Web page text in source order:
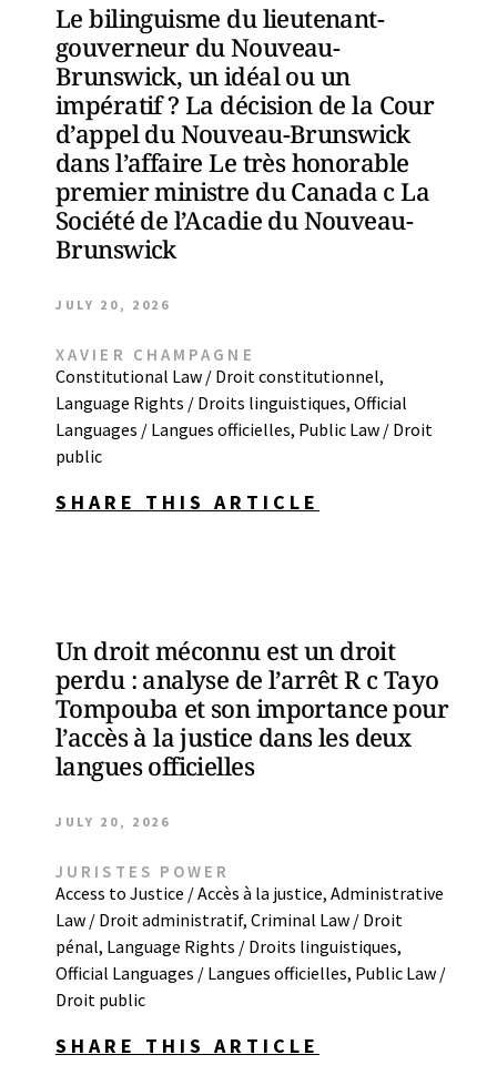
Le bilinguisme du lieutenant-
gouverneur du Nouveau-
Brunswick, un idéal ou un
impératif ? La décision de la Cour
d’appel du Nouveau-Brunswick
dans l’affaire Le très honorable
premier ministre du Canada c La
Société de l’Acadie du Nouveau-
Brunswick
JULY 20, 2026
XAVIER CHAMPAGNE
Constitutional Law / Droit constitutionnel,
Language Rights / Droits linguistiques, Official
Languages / Langues officielles, Public Law / Droit
public
SHARE THIS ARTICLE
Un droit méconnu est un droit
perdu : analyse de l’arrêt R c Tayo
Tompouba et son importance pour
l’accès à la justice dans les deux
langues officielles
JULY 20, 2026
JURISTES POWER
Access to Justice / Accès à la justice, Administrative
Law / Droit administratif, Criminal Law / Droit
pénal, Language Rights / Droits linguistiques,
Official Languages / Langues officielles, Public Law /
Droit public
SHARE THIS ARTICLE